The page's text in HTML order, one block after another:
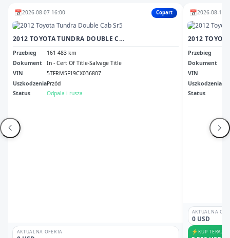
📅2026-08-07 16:00 Copart
2012 TOYOTA TUNDRA DOUBLE CAB SR5
Przebieg
161 483 km
Dokument
In - Cert Of Title-Salvage Title
VIN
5TFRM5F19CX036807
UszkodzeniaPrzód
Status
Odpala i rusza
AKTUALNA OFERTA
📅2026-08-10
Przebieg
Dokument
VIN
Uszkodzenia
Status
AKTUALNA
0 USD
⚡KUP TERAZ